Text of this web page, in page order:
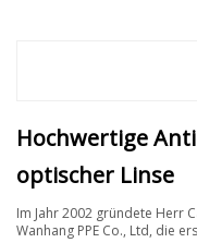
Hochwertige
optischer Linse
Im Jahr 2002 gründete Herr
Wanhang PPE Co., Ltd, die